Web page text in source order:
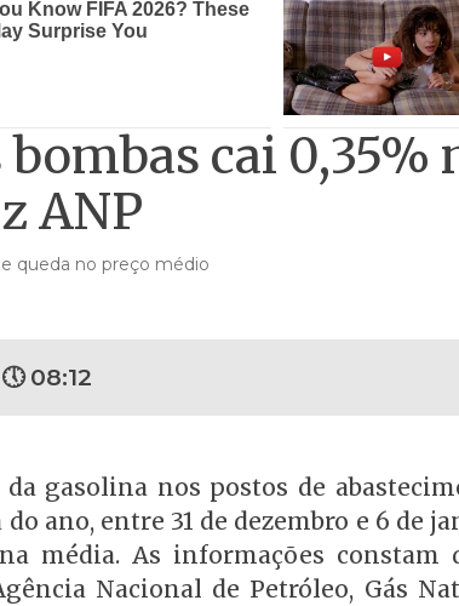
cai 0,35%
ANP
queda no preço médio
08:12
gasolina nos postos de
ano, entre 31 de dezembro e 6 de
média. As informações constam
Nacional de Petróleo, Gás